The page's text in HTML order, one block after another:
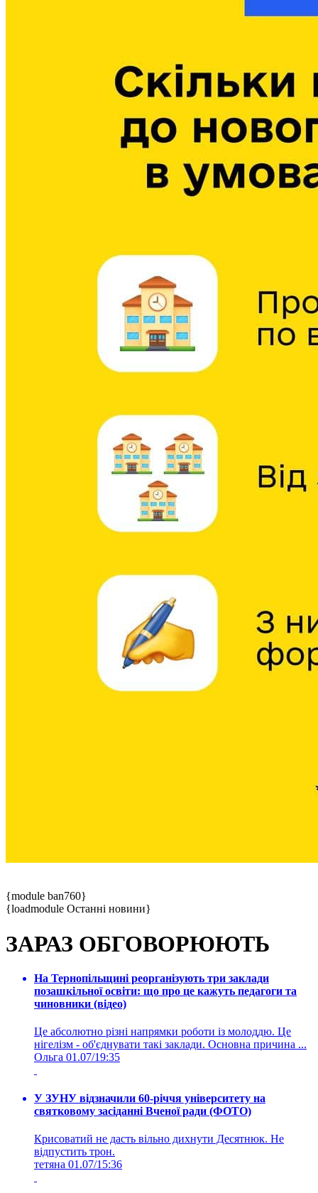
{module ban760}
{loadmodule Останні новини}
ЗАРАЗ ОБГОВОРЮЮТЬ
На Тернопільщині реорганізують три заклади
позашкільної освіти: що про це кажуть педагоги та
чиновники (відео)
Це абсолютно різні напрямки роботи із молоддю. Це
нігелізм - об'єднувати такі заклади. Основна причина ...
Ольга 01.07/19:35
У ЗУНУ відзначили 60-річчя університету на
святковому засіданні Вченої ради (ФОТО)
Крисоватий не дасть вільно дихнути Десятнюк. Не
відпустить трон.
тетяна 01.07/15:36